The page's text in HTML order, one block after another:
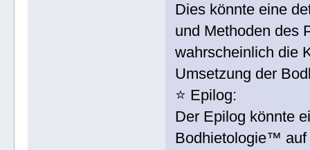
Dies könnte eine
und Methoden des
wahrscheinlich die
Umsetzung der
⭐️ Epilog:
Der Epilog könnte
Bodhietologie™ auf